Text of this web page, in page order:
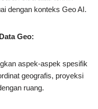
dengan konteks Geo AI.
Geo:
aspek-aspek spesifik
geografis, proyeksi
ruang.